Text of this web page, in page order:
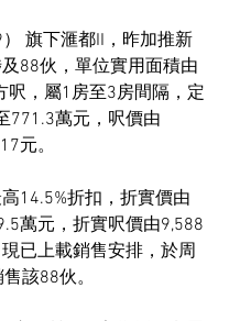
旗下滙都II，昨加推新
88伙，單位實用面積由
呎，屬1房至3房間隔，定
771.3萬元，呎價由
元。
14.5%折扣，折實價由
萬元，折實呎價由9,588
已上載銷售安排，於周
該88伙。